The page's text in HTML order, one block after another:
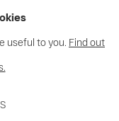
useful to you. Find out